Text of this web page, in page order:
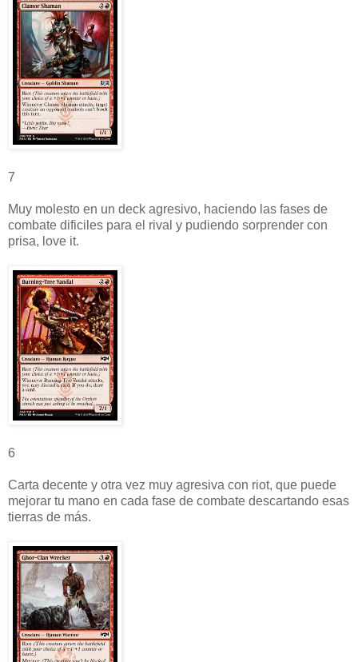
7
Muy molesto en un deck agresivo, haciendo las fases de
combate dificiles para el rival y pudiendo sorprender con
prisa, love it.
6
Carta decente y otra vez muy agresiva con riot, que puede
mejorar tu mano en cada fase de combate descartando esas
tierras de más.